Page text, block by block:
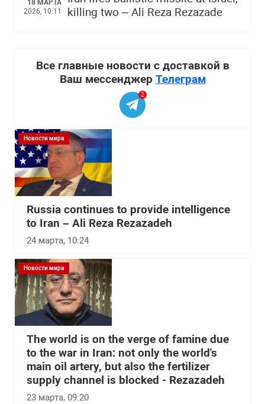
18 МАРТА
2026, 10:11
killing two – Ali Reza Rezazade
Все главные новости с доставкой в
Ваш мессенджер Телеграм
2
Новости мира
Russia continues to provide intelligence
to Iran – Ali Reza Rezazadeh
24 марта, 10:24
Новости мира
The world is on the verge of famine due
to the war in Iran: not only the world's
main oil artery, but also the fertilizer
supply channel is blocked - Rezazadeh
23 марта, 09:20